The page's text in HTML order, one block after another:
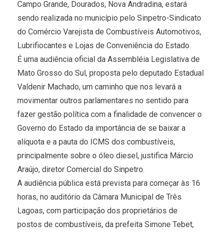
Campo Grande, Dourados, Nova Andradina, estará
sendo realizada no município pelo Sinpetro-Sindicato
do Comércio Varejista de Combustíveis Automotivos,
Lubrifiocantes e Lojas de Conveniência do Estado.
É uma audiência oficial da Assembléia Legislativa de
Mato Grosso do Sul, proposta pelo deputado Estadual
Valdenir Machado, um caminho que nos levará a
movimentar outros parlamentares no sentido para
fazer gestão política com a finalidade de convencer o
Governo do Estado da importância de se baixar a
alíquota e a pauta do ICMS dos combustíveis,
principalmente sobre o óleo diesel, justifica Márcio
Araújo, diretor Comercial do Sinpetro.
A audiência pública está prevista para começar às 16
horas, no auditório da Câmara Municipal de Três
Lagoas, com participação dos proprietários de
postos de combustíveis, da prefeita Simone Tebet,